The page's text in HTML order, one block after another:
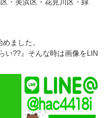
ました。
い??』そんな時は画像をLIN